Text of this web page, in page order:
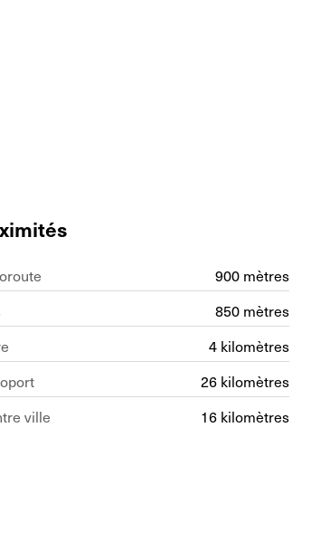
900 mètres
850 mètres
4 kilomètres
26 kilomètres
ville
16 kilomètres